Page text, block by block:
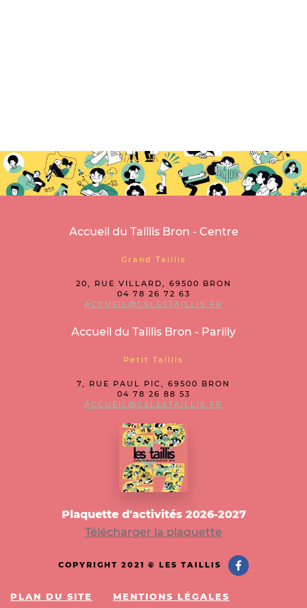
Accueil du Taillis Bron - Centre
Grand Taillis
20, RUE VILLARD, 69500 BRON
04 78 26 72 63
ACCUEIL@CSLESTAILLIS.FR
Accueil du Taillis Bron - Parilly
Petit Taillis
7, RUE PAUL PIC, 69500 BRON
04 78 26 88 53
ACCUEIL@CSLESTAILLIS.FR
Plaquette d'activités 2026-2027
Télécharger la plaquette
COPYRIGHT 2021 © LES TAILLIS
PLAN DU SITE MENTIONS LÉGALES